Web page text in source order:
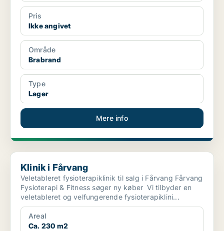
Pris
Ikke angivet
Område
Brabrand
Type
Lager
Mere info
Klinik i Fårvang
Klinik i Fårvang
Veletableret fysioterapiklinik til salg i Fårvang Fårvang
Fysioterapi & Fitness søger ny køber Vi tilbyder en
veletableret og velfungerende fysioterapiklini...
Areal
Ca. 230 m2